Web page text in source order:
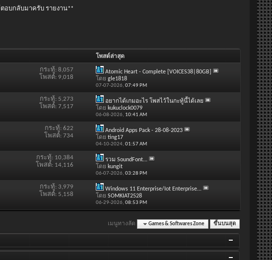
อบกลับมาครับ รายงาน**
โพสต์ล่าสุด
กระทู้: 8,057
โพสต์: 9,018
Atomic Heart - Complete [VOICES38|80GB]
โดย gle1818
07-07-2026, 07:49 PM
กระทู้: 5,273
โพสต์: 7,517
อยากได้เกมอะไร โพสไว้ในกะทู้นี้ได้เลย
โดย kukuclock0079
06-08-2026, 10:41 AM
กระทู้: 622
โพสต์: 734
Android Apps Pack - 28-08-2023
โดย ting17
04-10-2024, 01:57 AM
กระทู้: 10,384
โพสต์: 14,116
รวม SoundFont...
โดย kungit
06-07-2026, 03:28 PM
กระทู้: 3,979
โพสต์: 5,158
Windows 11 Enterprise/Iot Enterprise...
โดย SOMKIAT2528
06-29-2026, 08:53 PM
เมนูทางลัด Games & Softwares Zone ขึ้นบนสุด